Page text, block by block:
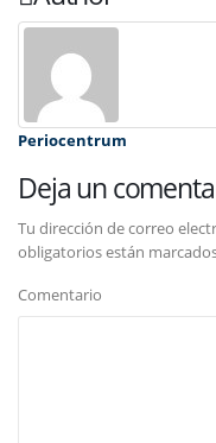
Periocentrum
Deja un
Tu dirección de correo
obligatorios están
Comentario